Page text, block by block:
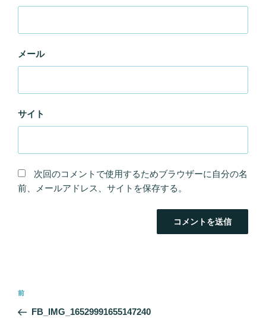
メール
サイト
次回のコメントで使用するためブラウザーに自分の名
前、メールアドレス、サイトを保存する。
投
ナ
前
の
前
FB_IMG_16529991655147240